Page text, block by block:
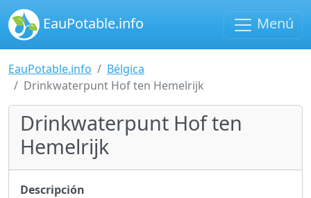
EauPotable.info Menú
EauPotable.info
Bélgica
Drinkwaterpunt Hof ten Hemelrijk
Drinkwaterpunt Hof ten
Hemelrijk
Descripción